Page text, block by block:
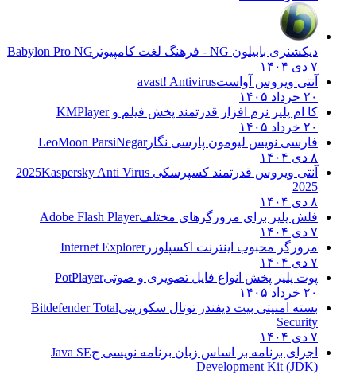
دیکشنری بابیلون NG - فرهنگ لغت کامپیوتر
Babylon Pro NG
آنتی ویروس آواست avast! Antivirus
کا ام پلیر نرم افزار قدرتمند پخش فیلم و KMPlayer
فارسی نویس لیومون پارسی نگارLeoMoon ParsiNegar
آنتی ویروس قدرتمند کسپرسکی 2025Kaspersky Anti Virus
فلش پلیر برای مرورگرهای مختلف Adobe Flash Player
مرورگر محبوب اینترنت اکسپلوررInternet Explorer
پوت پلیر پخش انواع فایل تصویری و صوتیPotPlayer
بسته امنیتی بیت دیفندر توتال سکوریتیBitdefender Total
Security
اجرای برنامه بر اساس زبان برنامه نویسی جJava SE
Development Kit (JDK)